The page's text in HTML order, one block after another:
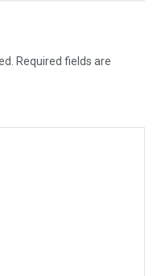
Required fields are